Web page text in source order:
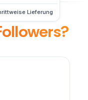
Lieferung